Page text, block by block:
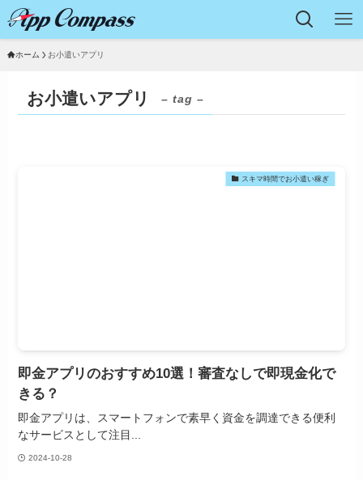
ホーム お小遣いアプリ
お小遣いアプリ – tag –
スキマ時間でお小遣い稼ぎ
即金アプリのおすすめ10選！審査なしで即現金化で
きる？
即金アプリは、スマートフォンで素早く資金を調達できる便利
なサービスとして注目...
2024-10-28